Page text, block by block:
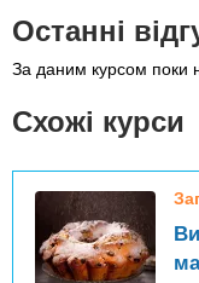
Останні
За даним курсом поки
Схожі курси